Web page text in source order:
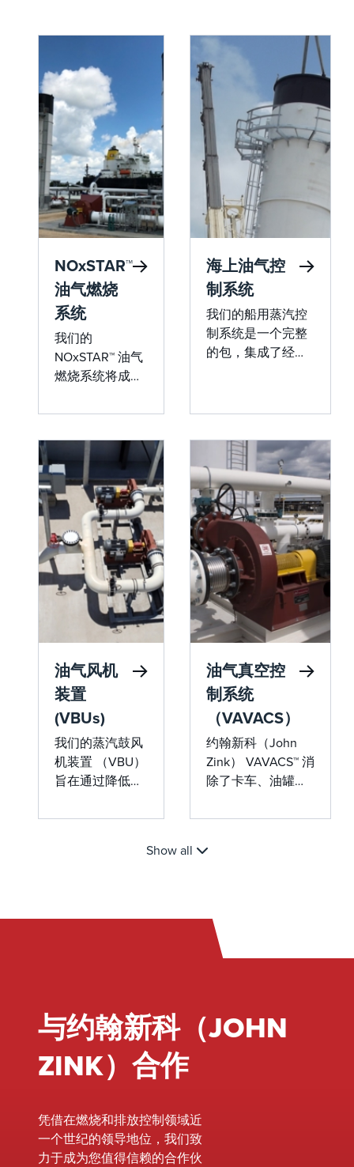
NOxSTAR™
油气燃烧
系统
我们的
NOxSTAR™ 油气
燃烧系统将成熟
小于 0.02 磅
排放控制相结
合，因此您可以
满足排放法规并
获得所需的性
能，而不会牺牲
可靠性。
海上油气控
制系统
我们的船用蒸汽控
制系统是一个完整
的包，集成了经过
系统，以提供无与
伦比的全面支持服
务，以满足严格的
船舶法规。
油气风机
装置
(VBUs)
我们的蒸汽鼓风
机装置 （VBU）
旨在通过降低蒸
险来有效转移
油气真空控
制系统
（VAVACS）
约翰新科（John
Zink） VAVACS™ 消
除了卡车、油罐和
的逸散性排放，确
靠的性能。&nbsp;
Show all
与约翰新科（JOHN
ZINK）合作
凭借在燃烧和排放控制领域近
一个世纪的领导地位，我们致
力于成为您值得信赖的合作伙